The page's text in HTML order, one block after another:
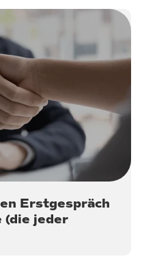
Erstgespräch
(die jeder